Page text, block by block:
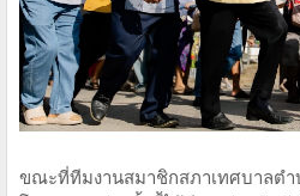
ขณะที่ทีมงานสมาชิกสภาเทศบาลต